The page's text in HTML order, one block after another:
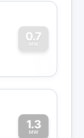
0.7
MW
0
1.3
MW